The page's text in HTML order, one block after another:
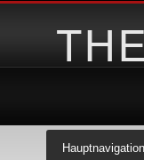
Hauptnavigation